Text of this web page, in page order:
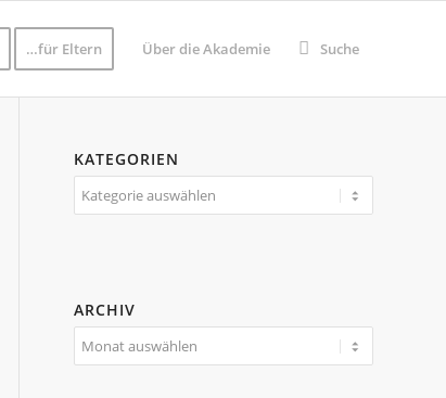
…für Eltern Über die Akademie Suche
KATEGORIEN
Kategorien
ARCHIV